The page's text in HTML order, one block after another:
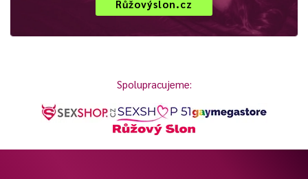
Růžovýslon.cz
Spolupracujeme: